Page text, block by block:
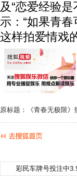
及“恋爱经验
示：“如果青
这样拍爱情戏
原标题：《青春无极限》
彩民车牌号投注中